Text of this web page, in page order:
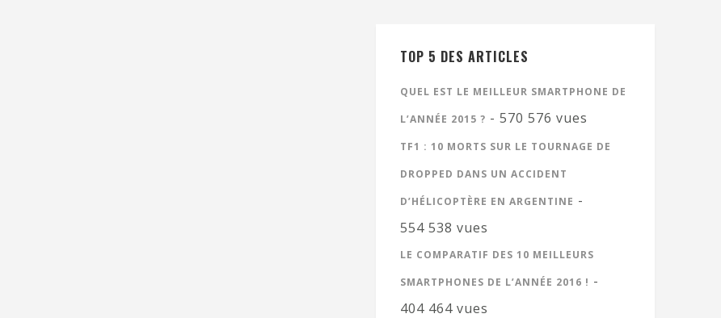
TOP 5 DES ARTICLES
QUEL EST LE MEILLEUR SMARTPHONE DE
L’ANNÉE 2015 ? - 570 576 vues
TF1 : 10 MORTS SUR LE TOURNAGE DE
DROPPED DANS UN ACCIDENT
D’HÉLICOPTÈRE EN ARGENTINE -
554 538 vues
LE COMPARATIF DES 10 MEILLEURS
SMARTPHONES DE L’ANNÉE 2016 ! -
404 464 vues